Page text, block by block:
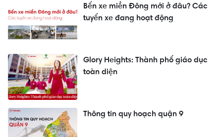
Bến xe miền Đông mới ở đâu? Các
tuyến xe đang hoạt động
Glory Heights: Thành phố giáo dục
toàn diện
Thông tin quy hoạch quận 9